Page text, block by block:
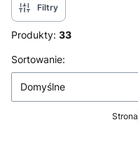
Filtry
Produkty: 33
Lista produktów
Sortowanie:
Domyślne
Strona